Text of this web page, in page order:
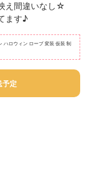
え間違いなし☆
ます♪
ハロウィン ローブ 変装 仮装 制
予定